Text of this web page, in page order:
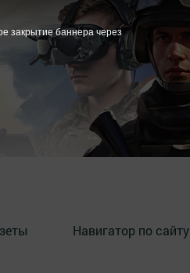
Навигатор по сайту
закрытие баннера через